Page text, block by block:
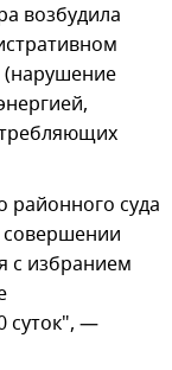
возбудила
районного суда
с избранием
суток", —